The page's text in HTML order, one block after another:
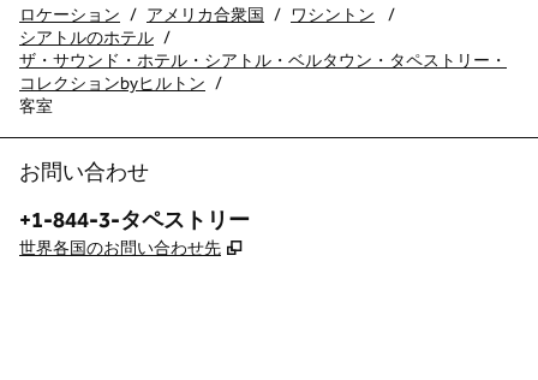
ロケーション / アメリカ合衆国 / ワシントン
/
シアトルのホテル /
ザ・サウンド・ホテル・シアトル・ベルタウン・タペストリー・
コレクションbyヒルトン /
客室
お問い合わせ
電話番号：
+1-844-3-タペストリー
世界各国のお問い合わせ先 ,